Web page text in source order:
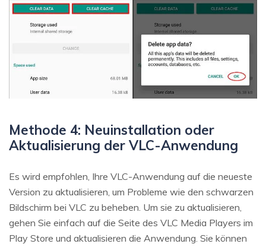
Methode 4: Neuinstallation oder
Aktualisierung der VLC-Anwendung
Es wird empfohlen, Ihre VLC-Anwendung auf die neueste
Version zu aktualisieren, um Probleme wie den schwarzen
Bildschirm bei VLC zu beheben. Um sie zu aktualisieren,
gehen Sie einfach auf die Seite des VLC Media Players im
Play Store und aktualisieren die Anwendung. Sie können